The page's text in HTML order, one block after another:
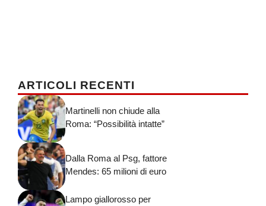
ARTICOLI RECENTI
Martinelli non chiude alla
Roma: “Possibilità intatte”
Dalla Roma al Psg, fattore
Mendes: 65 milioni di euro
Lampo giallorosso per